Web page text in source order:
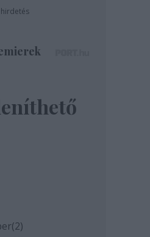
hirdetés
(2)